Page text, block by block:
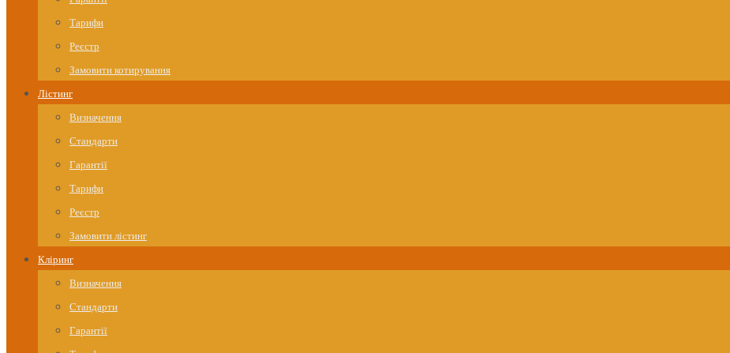
Тарифи
Реєстр
Замовити котирування
Лістинг
Визначення
Стандарти
Гарантії
Тарифи
Реєстр
Замовити лістинг
Кліринг
Визначення
Стандарти
Гарантії